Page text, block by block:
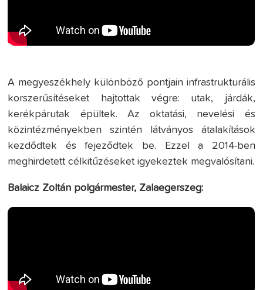
A megyeszékhely különböző pontjain infrastrukturális
korszerűsítéseket hajtottak végre: utak, járdák,
kerékpárutak épültek. Az oktatási, nevelési és
közintézményekben szintén látványos átalakítások
kezdődtek és fejeződtek be. Ezzel a 2014-ben
meghirdetett célkitűzéseket igyekeztek megvalósítani.
Balaicz Zoltán polgármester, Zalaegerszeg: